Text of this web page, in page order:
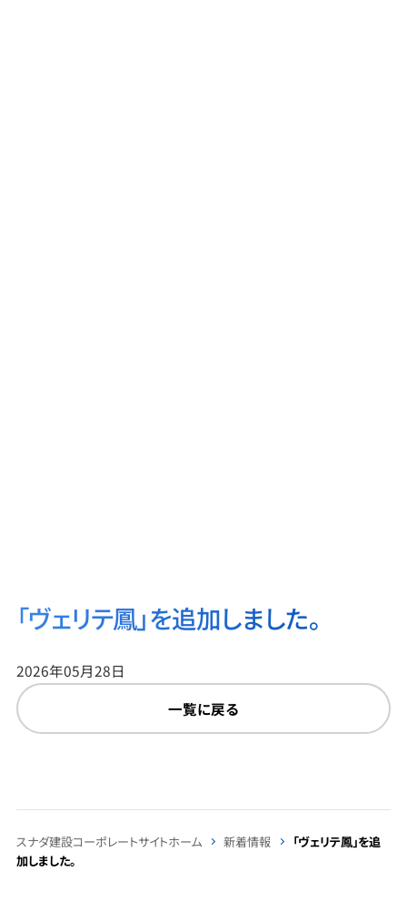
「ヴェリテ鳳」を追加しました。
2026年05月28日
一覧に戻る
スナダ建設コーポレートサイトホーム 新着情報
「ヴェリテ鳳」を追
加しました。